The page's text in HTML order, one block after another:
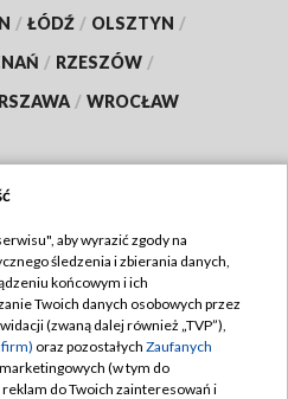
/ ŁÓDŹ / OLSZTYN /
/ RZESZÓW /
/ WROCŁAW
TVP
TVP
prywatności
zgody
aby wyrazić zgody na
śledzenia i zbierania danych,
końcowym i ich
Twoich danych osobowych przez
(zwaną dalej również „TVP”),
firm) oraz pozostałych Zaufanych
(w tym do
do Twoich zainteresowań i